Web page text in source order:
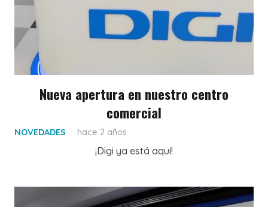
Nueva apertura en nuestro centro
comercial
NOVEDADES hace 2 años
¡Digi ya está aquí!